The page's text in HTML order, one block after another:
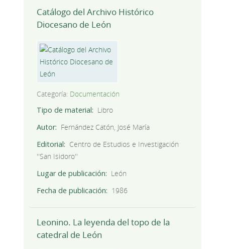
Catálogo del Archivo Histórico
Diocesano de León
Categoría: Documentación
Tipo de material
Libro
Autor
Fernández Catón, José María
Editorial
Centro de Estudios e Investigación
''San Isidoro''
Lugar de publicación
León
Fecha de publicación
1986
Leonino. La leyenda del topo de la
catedral de León